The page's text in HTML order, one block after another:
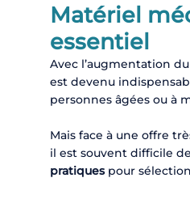
Matériel
essentiel
Avec l’augmentation
est devenu
personnes âgées ou à
Mais face à une offre
il est souvent difficile
pratiquespour